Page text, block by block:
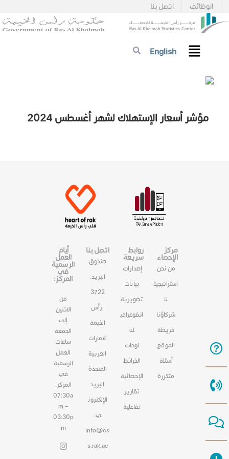
اتصل بنا الوظائف
English
مؤشر أسعار الإستهلاك لشهر أغسطس 2024
مركز
الإحصاء
من نحن
استراتيجيت
نا
شركاؤنا
خريطة
الموقع
أسئلة
متكررة
روابط
سريعة
إصدارات
بيانات
تصويرية
انفوغرافي
ك
لوحات
الخرائط
الإحصائية
تقارير
تفاعلية
اتصل بنا
صندوق
البريد:
3722
،رأس
الخيمة
الامارات
العربية
المتحدة
البريد
الإلكترون
ي:
info@cs
s.rak.ae
أيام
العمل
الرسمية
في
المركز:
من
الاثنين
إلى
الجمعة
ساعات
العمل
الرسمية
في
المركز:
07:30a
m –
03:30p
m